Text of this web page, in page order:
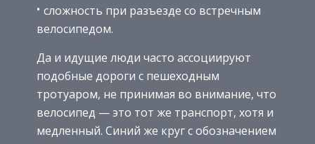
сложность при разъезде со встречным
велосипедом.
Да и идущие люди часто ассоциируют
подобные дороги с пешеходным
тротуаром, не принимая во внимание, что
велосипед — это тот же транспорт, хотя и
медленный. Синий же круг с обозначением